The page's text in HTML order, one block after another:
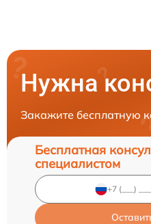
Нужна
Закажите бесплатную
Бесплатная
специалистом